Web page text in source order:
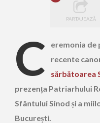
PARTAJEAZĂ
C
eremonia de
recente
sărbătoarea
prezența Patriarhului
Sfântului Sinod și a
București.